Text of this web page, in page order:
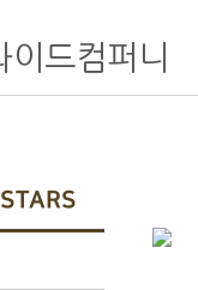
STARS